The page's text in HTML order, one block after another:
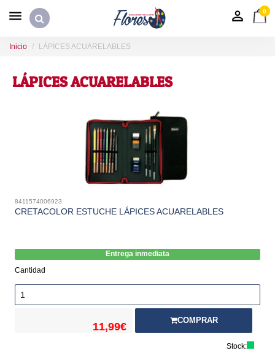
0
Inicio LÁPICES ACUARELABLES
LÁPICES ACUARELABLES
8411574006923
CRETACOLOR ESTUCHE LÁPICES ACUARELABLES
Entrega inmediata
Cantidad
11,99€
COMPRAR
Stock: